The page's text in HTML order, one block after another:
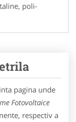
poli-
pagina unde
Fotovoltaice
respectiv a